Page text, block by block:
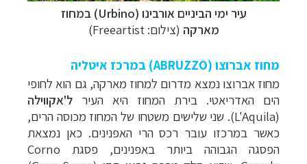
עיר ימי הביניים אורבינו (Urbino) במחוז
מארקה (צילום:Freeartist
)
מחוז אברוצו (ABRUZZO
) במרכז איטליה
מחוז אברוצו נמצא מדרום למחוז מארקה, גם הוא לחופי
הים האדריאטי. בירת המחוז היא העיר ל'אקווילה
(
L'Aquila). שני שלישים משטחו של המחוז מכוסה הרים,
כאשר במרכזו עובר רכס הרי האפנינים. כאן נמצאת
הפסגה הגבוהה ביותר באפנינים, פסגת Corno